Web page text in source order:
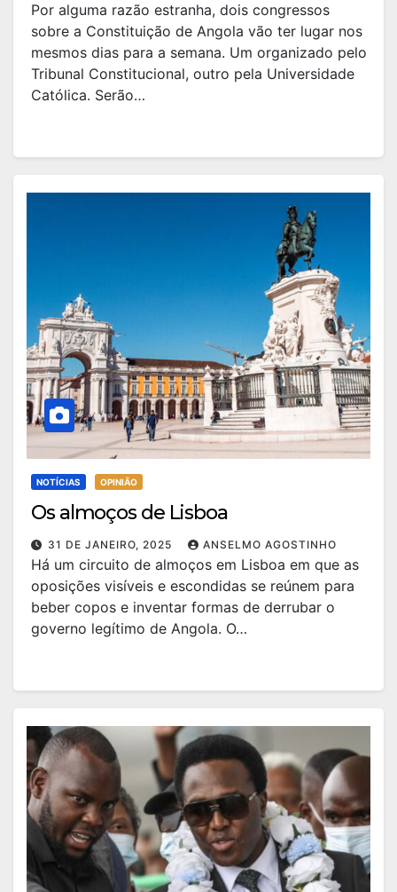
Por alguma razão estranha, dois congressos
sobre a Constituição de Angola vão ter lugar nos
mesmos dias para a semana. Um organizado pelo
Tribunal Constitucional, outro pela Universidade
Católica. Serão…
NOTÍCIAS OPINIÃO
Os almoços de Lisboa
31 DE JANEIRO, 2025 ANSELMO AGOSTINHO
Há um circuito de almoços em Lisboa em que as
oposições visíveis e escondidas se reúnem para
beber copos e inventar formas de derrubar o
governo legítimo de Angola. O…